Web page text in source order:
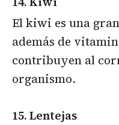
El kiwi es una
además de
contribuyen al
organismo.
15. Lentejas